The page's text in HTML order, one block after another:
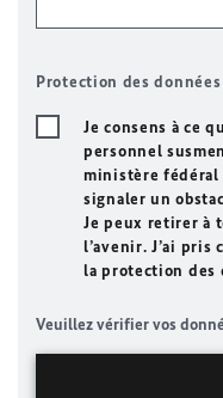
Protection des
Je consens à ce
personnel
ministère fédéral
signaler un
Je peux retirer à
l’avenir. J’ai pris
la protection des
Veuillez vérifier vos